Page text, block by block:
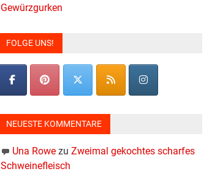
Gewürzgurken
FOLGE UNS!
NEUESTE KOMMENTARE
Una Rowezu Zweimal gekochtes scharfes
Schweinefleisch